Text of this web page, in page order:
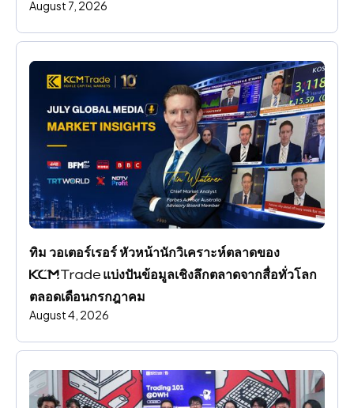
ต่อตลาดโลก
August 7, 2026
แบ่งปันข้อมูลเชิงลึกตลาดจากสื่อทั่วโลก
ตลอดเดือนกรกฎาคม
August 4, 2026